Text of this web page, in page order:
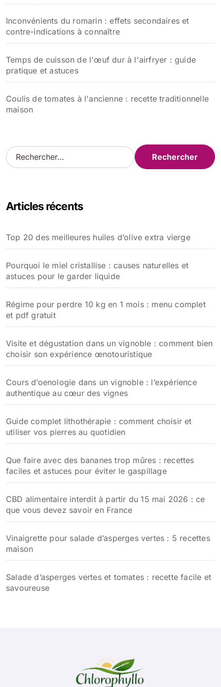
Inconvénients du romarin : effets secondaires et
contre-indications à connaître
Temps de cuisson de l'œuf dur à l'airfryer : guide
pratique et astuces
Coulis de tomates à l'ancienne : recette traditionnelle
maison
R
e
r
e
r
:
Articles récents
Top 20 des meilleures huiles d’olive extra vierge
Pourquoi le miel cristallise : causes naturelles et
astuces pour le garder liquide
Régime pour perdre 10 kg en 1 mois : menu complet
et pdf gratuit
Visite et dégustation dans un vignoble : comment bien
choisir son expérience œnotouristique
Cours d’oenologie dans un vignoble : l’expérience
authentique au cœur des vignes
Guide complet lithothérapie : comment choisir et
utiliser vos pierres au quotidien
Que faire avec des bananes trop mûres : recettes
faciles et astuces pour éviter le gaspillage
CBD alimentaire interdit à partir du 15 mai 2026 : ce
que vous devez savoir en France
Vinaigrette pour salade d’asperges vertes : 5 recettes
maison
Salade d’asperges vertes et tomates : recette facile et
savoureuse